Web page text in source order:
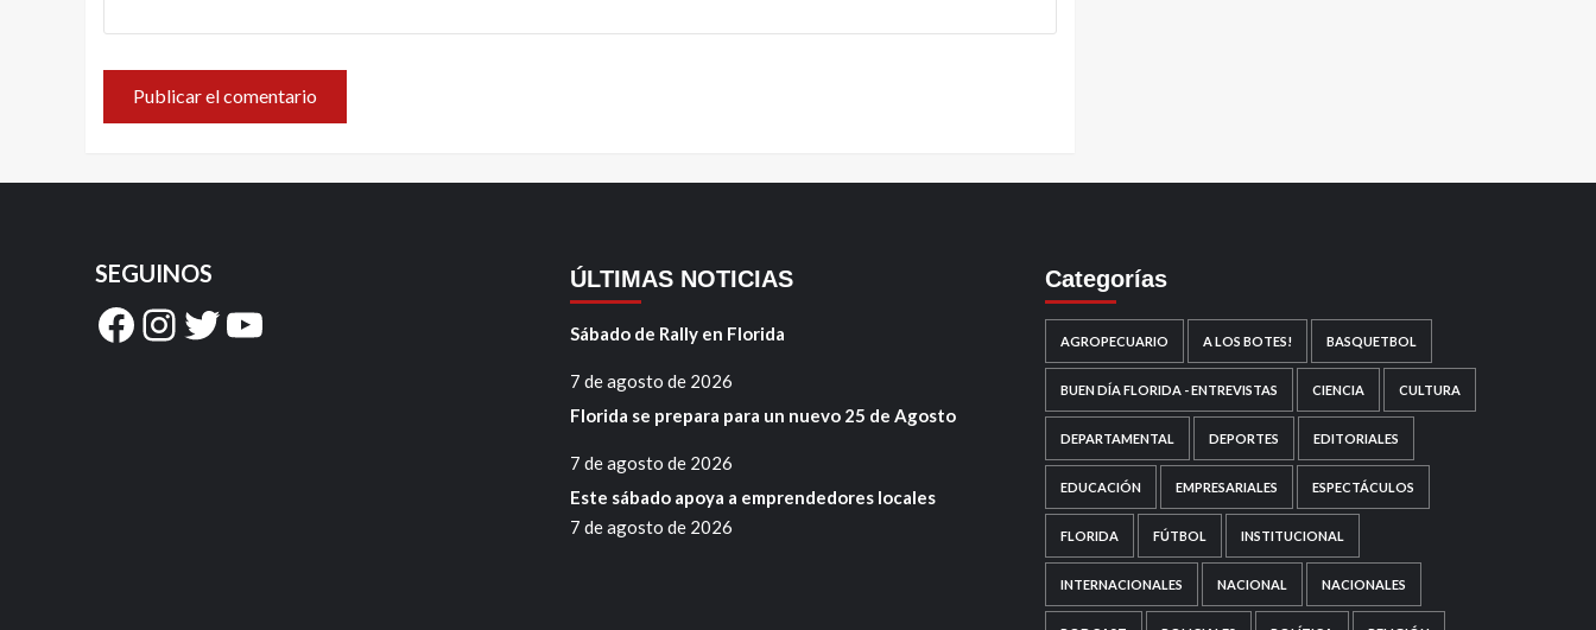
SEGUINOS
Facebook
Instagram
Twitter
YouTube
ÚLTIMAS NOTICIAS
Sábado de Rally en Florida
7 de agosto de 2026
Florida se prepara para un nuevo 25 de Agosto
7 de agosto de 2026
Este sábado apoya a emprendedores locales
7 de agosto de 2026
Categorías
AGROPECUARIO A LOS BOTES! BASQUETBOL
BUEN DÍA FLORIDA - ENTREVISTAS CIENCIA CULTURA
DEPARTAMENTAL DEPORTES EDITORIALES
EDUCACIÓN EMPRESARIALES ESPECTÁCULOS
FLORIDA FÚTBOL INSTITUCIONAL
INTERNACIONALES NACIONAL NACIONALES